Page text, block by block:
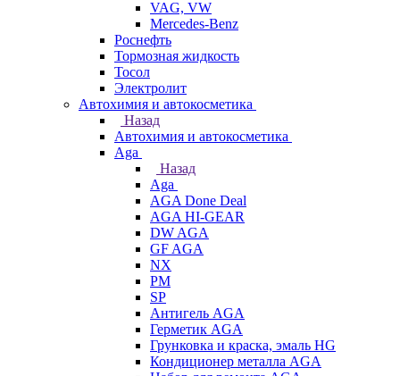
VAG, VW
Мercedes-Benz
Роснефть
Тормозная жидкость
Тосол
Электролит
Автохимия и автокосметика
Назад
Автохимия и автокосметика
Aga
Назад
Aga
AGA Done Deal
AGA HI-GEAR
DW AGA
GF AGA
NX
PM
SP
Антигель AGA
Герметик AGA
Грунковка и краска, эмаль HG
Кондиционер металла AGA